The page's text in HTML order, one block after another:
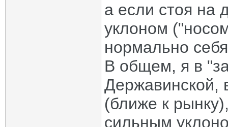
а если стоя на
уклоном
нормально
В общем, я в
Державинской,
(ближе к
сильным